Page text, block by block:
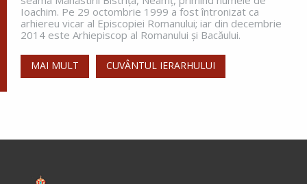
Ioachim. Pe 29 octombrie 1999 a fost întronizat ca
arhiereu vicar al Episcopiei Romanului; iar din decembrie
2014 este Arhiepiscop al Romanului și Bacăului.
MAI MULT CUVÂNTUL IERARHULUI